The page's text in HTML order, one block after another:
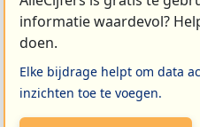
informatie waardevol?
doen.
Elke bijdrage helpt om data
inzichten toe te voegen.